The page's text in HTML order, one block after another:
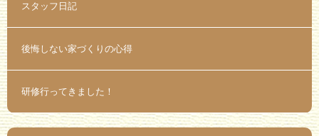
スタッフ日記
後悔しない家づくりの心得
研修行ってきました！